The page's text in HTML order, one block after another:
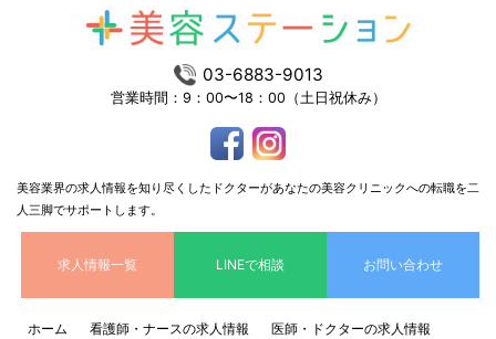
03-6883-9013
営業時間：9：00〜18：00（土日祝休み）
美容業界の求人情報を知り尽くしたドクターがあなたの美容クリニックへの転職を二
人三脚でサポートします。
求人情報一覧 LINEで相談 お問い合わせ
ホーム 看護師・ナースの求人情報 医師・ドクターの求人情報